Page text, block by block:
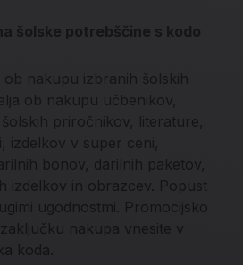
šolske potrebščine s kodo
ob nakupu izbranih šolskih
ob nakupu učbenikov,
priročnikov, literature,
izdelkov v super ceni,
bonov, darilnih paketov,
izdelkov in obrazcev. Popust
ugodnostmi. Promocijsko
nakupa vnesite v
koda.